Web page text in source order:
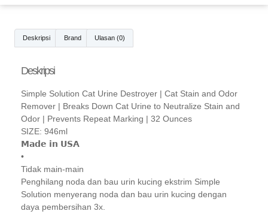
Deskripsi Brand Ulasan (0)
Deskripsi
Simple Solution Cat Urine Destroyer | Cat Stain and Odor
Remover | Breaks Down Cat Urine to Neutralize Stain and
Odor | Prevents Repeat Marking | 32 Ounces
SIZE: 946ml
𝗠𝗮𝗱𝗲 𝗶𝗻 𝗨𝗦𝗔
•
Tidak main-main
Penghilang noda dan bau urin kucing ekstrim Simple
Solution menyerang noda dan bau urin kucing dengan
daya pembersihan 3x.